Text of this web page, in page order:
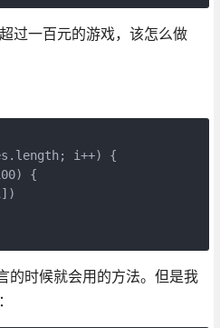
过一百元的游戏，该怎么做
i++) {
{
的时候就会用的方法。但是我